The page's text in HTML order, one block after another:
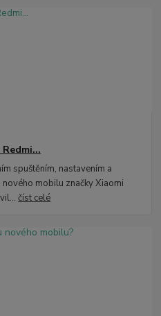
spuštěním, nastavením a
mobilu značky Xiaomi
číst celé